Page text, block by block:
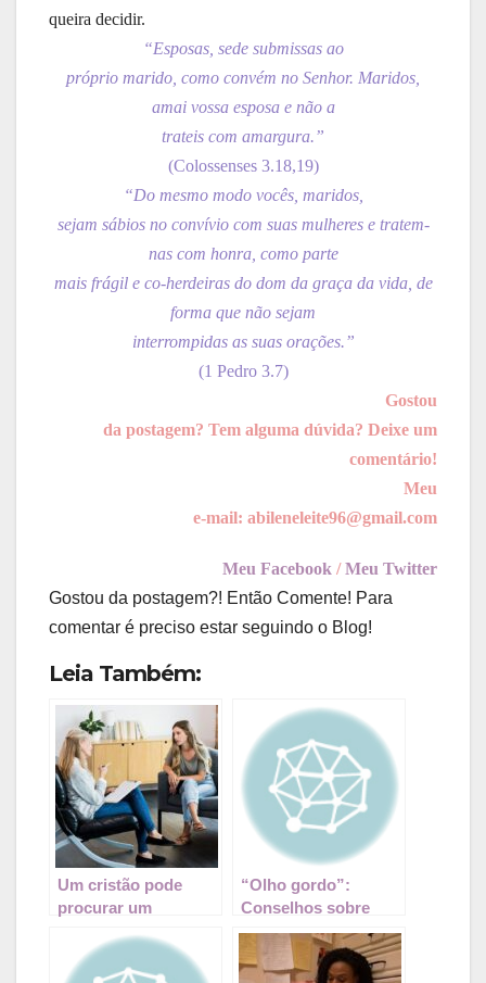
queira decidir.
“Esposas, sede submissas ao
próprio marido, como convém no Senhor. Maridos,
amai vossa esposa e não a
trateis com amargura.”
(Colossenses 3.18,19)
“Do mesmo modo vocês, maridos,
sejam sábios no convívio com suas mulheres e tratem-
nas com honra, como parte
mais frágil e co-herdeiras do dom da graça da vida, de
forma que não sejam
interrompidas as suas orações.”
(1 Pedro 3.7)
Gostou
da postagem? Tem alguma dúvida? Deixe um
comentário!
Meu
e-mail: abileneleite96@gmail.com
Meu Facebook /Meu Twitter
Gostou da postagem?! Então Comente! Para
comentar é preciso estar seguindo o Blog!
Leia Também:
Um cristão pode
procurar um
terapia?
“Olho gordo”:
Conselhos sobre
como lidar com a
inveja